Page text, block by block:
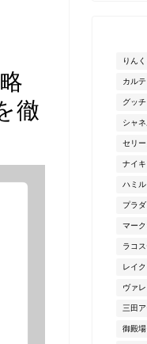
徹
りん
カル
グッチ
シャ
セリー
ナイキ
ハミ
プラダ
マー
ラコス
レイ
ヴァ
三田
御殿